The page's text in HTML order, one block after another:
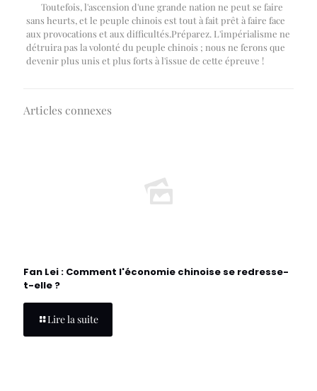
Toutefois, l'ascension d'une grande nation ne peut se faire
sans heurts, et le peuple chinois est tout à fait prêt à faire face
aux provocations et aux difficultés.Préparez. L'impérialisme ne
détruira pas la volonté du peuple chinois ; nous ne ferons que
devenir plus unis et plus forts à l'issue de cette épreuve !
Articles connexes
Fan Lei : Comment l'économie chinoise se redresse-
t-elle ?
Lire la suite